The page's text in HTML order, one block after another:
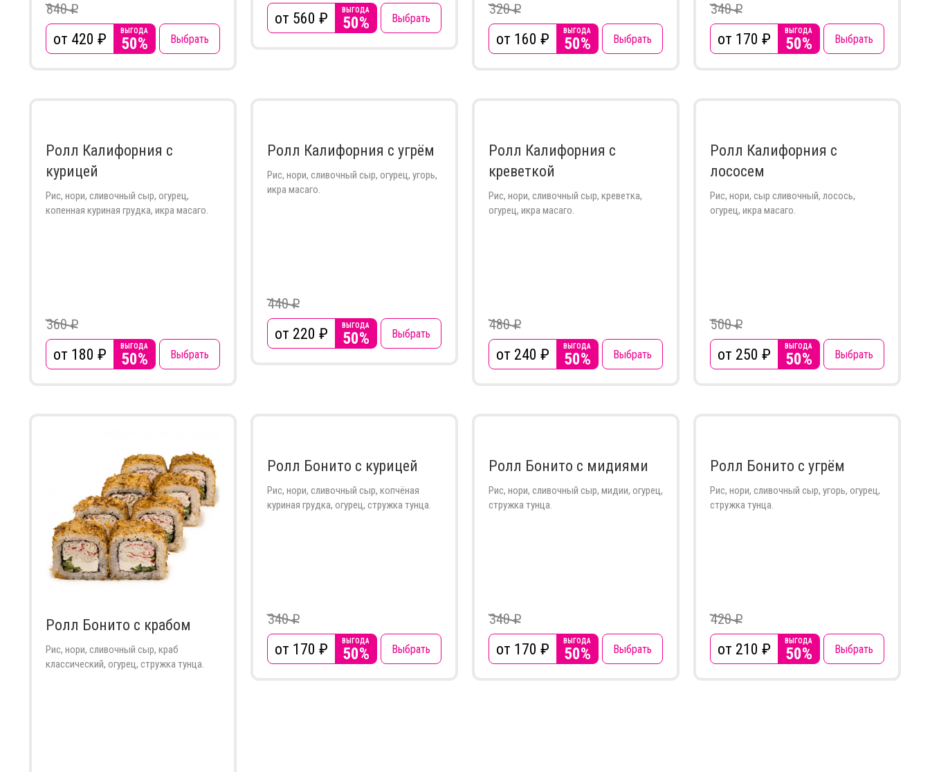
840 ₽
от 420 ₽ ВЫГОДА
50% Выбрать
от 560 ₽ ВЫГОДА
50% Выбрать
320 ₽
от 160 ₽ ВЫГОДА
50% Выбрать
340 ₽
от 170 ₽ ВЫГОДА
50% Выбрать
Ролл Калифорния с
курицей
Рис, нори, сливочный сыр, огурец,
копенная куриная грудка, икра масаго.
360 ₽
от 180 ₽ ВЫГОДА
50% Выбрать
Ролл Калифорния с угрём
Рис, нори, сливочный сыр, огурец, угорь,
икра масаго.
440 ₽
от 220 ₽ ВЫГОДА
50% Выбрать
Ролл Калифорния с
креветкой
Рис, нори, сливочный сыр, креветка,
огурец, икра масаго.
480 ₽
от 240 ₽ ВЫГОДА
50% Выбрать
Ролл Калифорния с
лососем
Рис, нори, сыр сливочный, лосось,
огурец, икра масаго.
500 ₽
от 250 ₽ ВЫГОДА
50% Выбрать
Ролл Бонито с крабом
Рис, нори, сливочный сыр, краб
классический, огурец, стружка тунца.
Ролл Бонито с курицей
Рис, нори, сливочный сыр, копчёная
куриная грудка, огурец, стружка тунца.
340 ₽
от 170 ₽ ВЫГОДА
50% Выбрать
Ролл Бонито с мидиями
Рис, нори, сливочный сыр, мидии, огурец,
стружка тунца.
340 ₽
от 170 ₽ ВЫГОДА
50% Выбрать
Ролл Бонито с угрём
Рис, нори, сливочный сыр, угорь, огурец,
стружка тунца.
420 ₽
от 210 ₽ ВЫГОДА
50% Выбрать